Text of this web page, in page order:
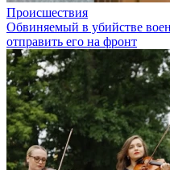
Происшествия
Обвиняемый в убийстве
отправить его на фронт